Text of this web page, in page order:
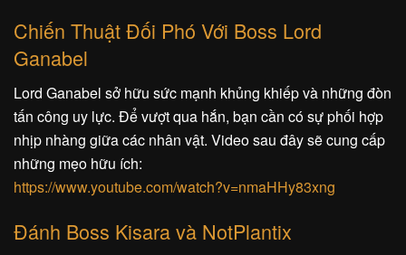
Chiến Thuật Đối Phó Với Boss Lord
Ganabel
Lord Ganabel sở hữu sức mạnh khủng khiếp và những đòn
tấn công uy lực. Để vượt qua hắn, bạn cần có sự phối hợp
nhịp nhàng giữa các nhân vật. Video sau đây sẽ cung cấp
những mẹo hữu ích:
https://www.youtube.com/watch?v=nmaHHy83xng
Đánh Boss Kisara và NotPlantix